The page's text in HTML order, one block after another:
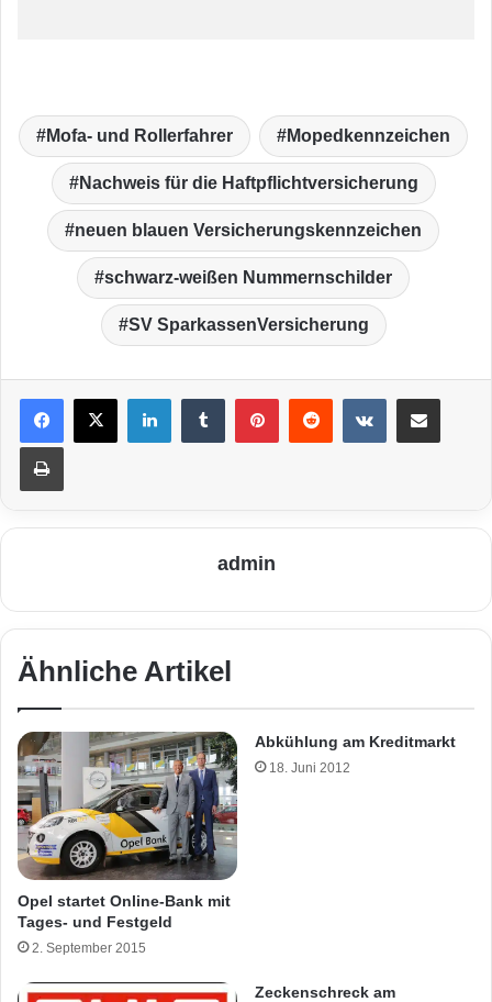
Mofa- und Rollerfahrer Mopedkennzeichen
Nachweis für die Haftpflichtversicherung
neuen blauen Versicherungskennzeichen
schwarz-weißen Nummernschilder
SV SparkassenVersicherung
LinkedIn VKontakte
Drucken
admin
Ähnliche Artikel
Opel startet Online-Bank mit
Tages- und Festgeld
2. September 2015
Abkühlung am Kreditmarkt
18. Juni 2012
Zeckenschreck am